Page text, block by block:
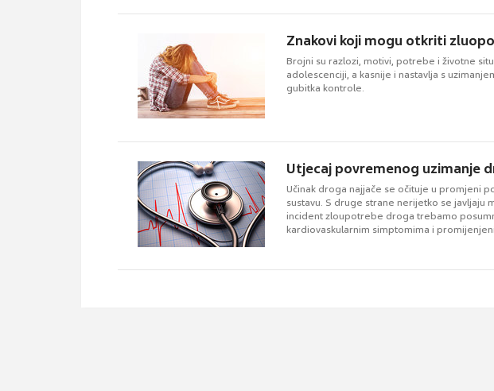
Znakovi koji mogu otkriti
Brojni su razlozi, motivi, potrebe i životne
adolescenciji, a kasnije i nastavlja s
gubitka kontrole.
Utjecaj povremenog uzimanje
Učinak droga najjače se očituje u promjeni
sustavu. S druge strane nerijetko se javljaju
incident zloupotrebe droga trebamo
kardiovaskularnim simptomima i